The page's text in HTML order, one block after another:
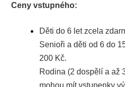
Ceny vstupného:
Děti do 6 let zcela
Senioři a děti od 6 do
200 Kč.
Rodina (2 dospělí a až
mohou mít vstupenky